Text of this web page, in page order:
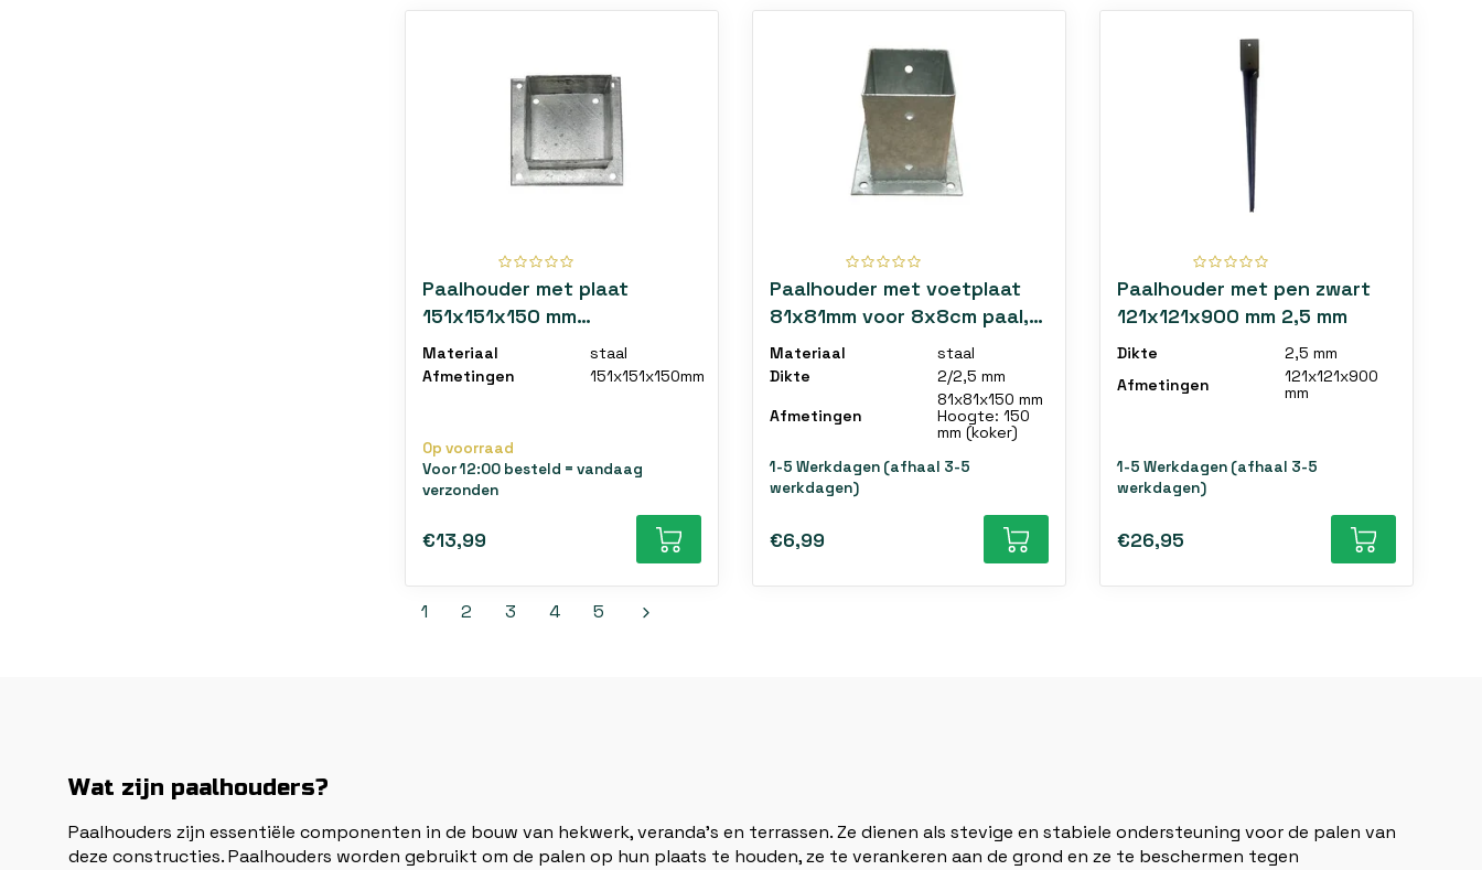
Paalhouder met plaat
151x151x150 mm
vuurverzinkt
Materiaal
staal
Afmetingen
151x151x150mm
Op voorraad
Voor 12:00 besteld = vandaag
verzonden
€13,99
Paalhouder met voetplaat
81x81mm voor 8x8cm paal,
vuurverzinkt staal
Materiaal
staal
Dikte
2/2,5 mm
Afmetingen
81x81x150 mm
Hoogte: 150
mm (koker)
1-5 Werkdagen (afhaal 3-5
werkdagen)
€6,99
Paalhouder met pen zwart
121x121x900 mm 2,5 mm
Dikte
2,5 mm
Afmetingen
121x121x900
mm
1-5 Werkdagen (afhaal 3-5
werkdagen)
€26,95
1 2 3 4 5
Wat zijn paalhouders?
Paalhouders zijn essentiële componenten in de bouw van hekwerk, veranda's en terrassen. Ze dienen als stevige en stabiele ondersteuning voor de palen van
deze constructies. Paalhouders worden gebruikt om de palen op hun plaats te houden, ze te verankeren aan de grond en ze te beschermen tegen